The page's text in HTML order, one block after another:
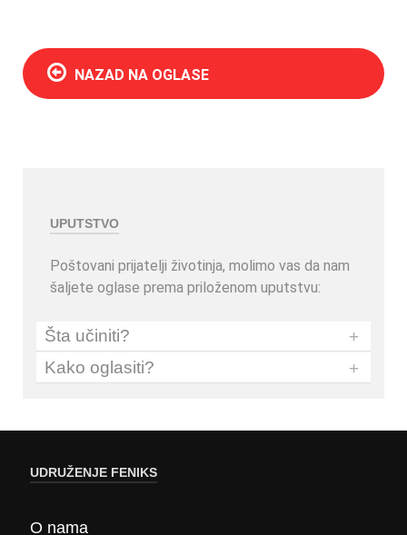
NAZAD NA OGLASE
UPUTSTVO
Poštovani prijatelji životinja, molimo vas da nam
šaljete oglase prema priloženom uputstvu:
Šta učiniti?
+
Kako oglasiti?
+
UDRUŽENJE FENIKS
O nama